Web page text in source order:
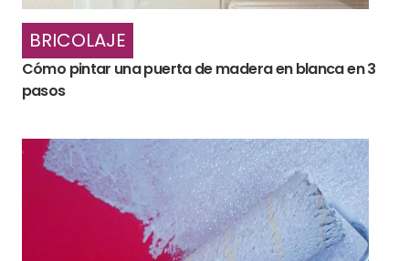
BRICOLAJE
Cómo pintar una puerta de madera en blanca en 3
pasos